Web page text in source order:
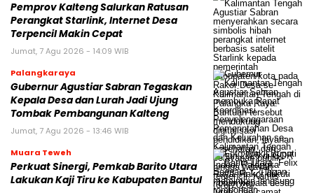
Pemprov Kalteng Salurkan Ratusan
Perangkat Starlink, Internet Desa
Terpencil Makin Cepat
Jumat, 7 Agu 2026 - 14:09 WIB
Palangkaraya
Gubernur Agustiar Sabran Tegaskan
Kepala Desa dan Lurah Jadi Ujung
Tombak Pembangunan Kalteng
Jumat, 7 Agu 2026 - 13:46 WIB
Muara Teweh
Perkuat Sinergi, Pemkab Barito Utara
Lakukan Kaji Tiru ke Kabupaten Bantul